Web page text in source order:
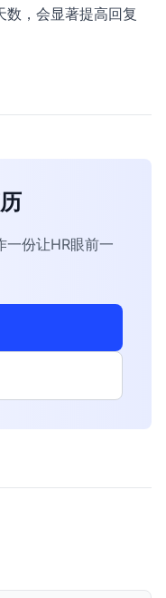
数，会显著提高回复
一份让HR眼前一